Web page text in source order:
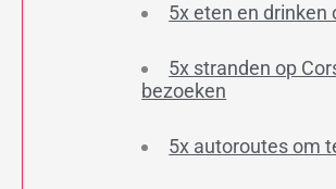
5x eten en drinken
5x stranden op
bezoeken
5x autoroutes om